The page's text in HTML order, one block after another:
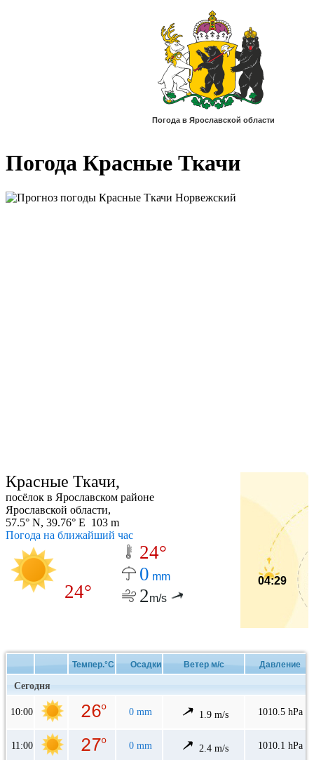
Погода Красные Ткачи
Красные Ткачи,
посёлок в Ярославском районе
Ярославской области,
57.5° N, 39.76° E 103 m
Погода на ближайший час
24°
24°
0 mm
2m/s
04:29
Темпер.°C Осадки Ветер м/с Давление
Сегодня
10:00 0 mm 1.9 m/s 1010.5 hPa
11:00 0 mm 2.4 m/s 1010.1 hPa